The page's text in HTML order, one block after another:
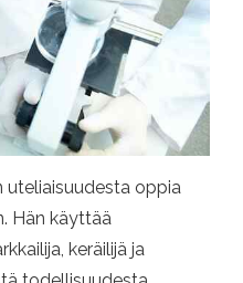
uteliaisuudesta oppia
Hän käyttää
keräilijä ja